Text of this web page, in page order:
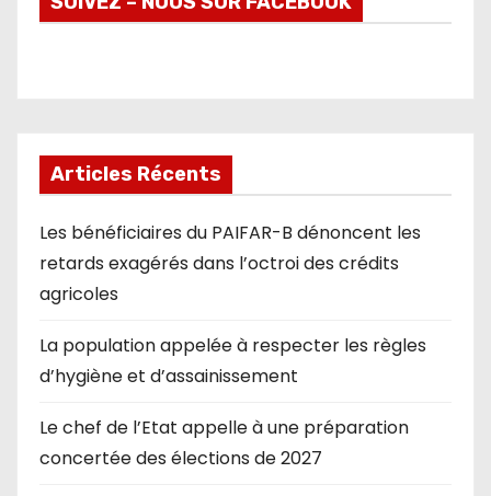
Articles Récents
Les bénéficiaires du PAIFAR-B dénoncent les
retards exagérés dans l’octroi des crédits
agricoles
La population appelée à respecter les règles
d’hygiène et d’assainissement
Le chef de l’Etat appelle à une préparation
concertée des élections de 2027